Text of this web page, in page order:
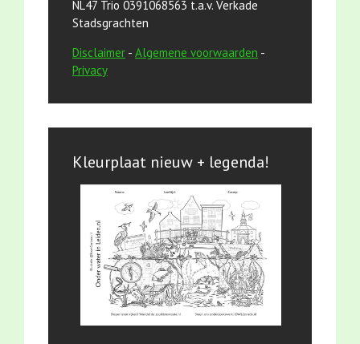
NL47 Trio 0391068563 t.a.v. Verkade
Stadsgrachten
Disclaimer - Algemene voorwaarden -
Privacy
Kleurplaat nieuw + legenda!